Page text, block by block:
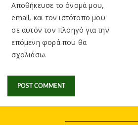
Αποθήκευσε το όνομά μου,
email, και τον ιστότοπο μου
σε αυτόν τον πλοηγό για την
επόμενη φορά που θα
σχολιάσω.